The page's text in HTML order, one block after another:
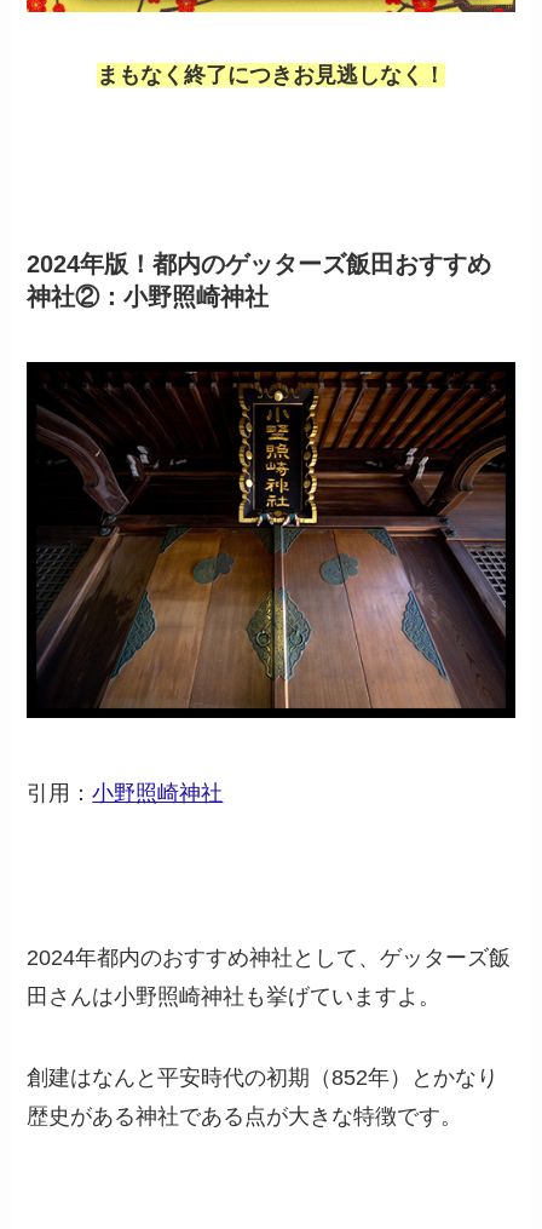
まもなく終了につきお見逃しなく！
2024年版！都内のゲッターズ飯田おすすめ
神社②：小野照崎神社
引用：小野照崎神社
2024年都内のおすすめ神社として、ゲッターズ飯
田さんは小野照崎神社も挙げていますよ。
創建はなんと平安時代の初期（852年）とかなり
歴史がある神社である点が大きな特徴です。